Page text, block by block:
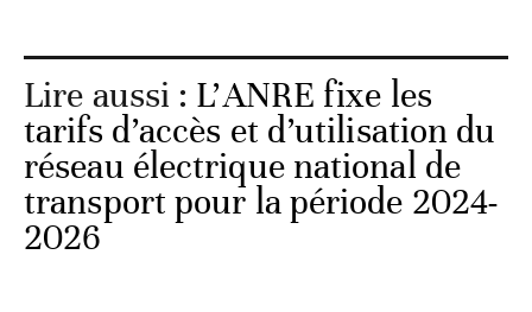
Lire aussi : L’ANRE fixe les
tarifs d’accès et d’utilisation du
réseau électrique national de
transport pour la période 2024-
2026